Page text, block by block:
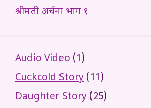
श्रीमती अर्चना भाग १
Audio Video (1)
Cuckcold Story (11)
Daughter Story (25)